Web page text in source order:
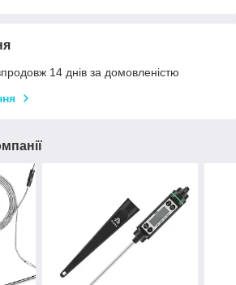
14 днів за домовленістю